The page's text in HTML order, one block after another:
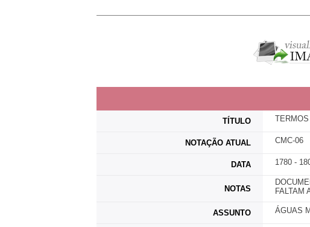
TÍTULO
NOTAÇÃO ATUAL CMC-06
DATA 1780 -
NOTAS
FALTAM
ASSUNTO ÁGUAS